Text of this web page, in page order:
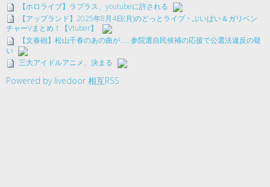
【ホロライブ】ラプラス、youtubeに許される
【アップランド】2025年8月4日(月)のどっとライブ・ぶいぱい＆ガリベン
チャーVまとめ！【Vtuber】
【文春砲】松山千春のあの曲が……参院選自民候補の応援で公選法違反の疑
い
三大アイドルアニメ、決まる
Powered by livedoor 相互RSS